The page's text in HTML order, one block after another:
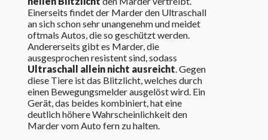
Einerseits findet der Marder den Ultraschall
an sich schon sehr unangenehm und meidet
oftmals Autos, die so geschützt werden.
Andererseits gibt es Marder, die
ausgesprochen resistent sind, sodass
Ultraschall allein nicht ausreicht. Gegen
diese Tiere ist das Blitzlicht, welches durch
einen Bewegungsmelder ausgelöst wird. Ein
Gerät, das beides kombiniert, hat eine
deutlich höhere Wahrscheinlichkeit den
Marder vom Auto fern zu halten.